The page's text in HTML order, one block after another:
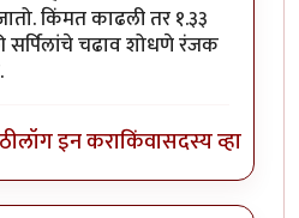
किंमत काढली तर १.३३
चढाव शोधणे रंजक
लॉग इन कराकिंवासदस्य व्हा